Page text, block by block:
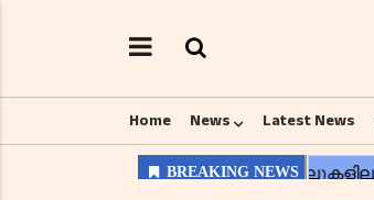
Home News Latest News